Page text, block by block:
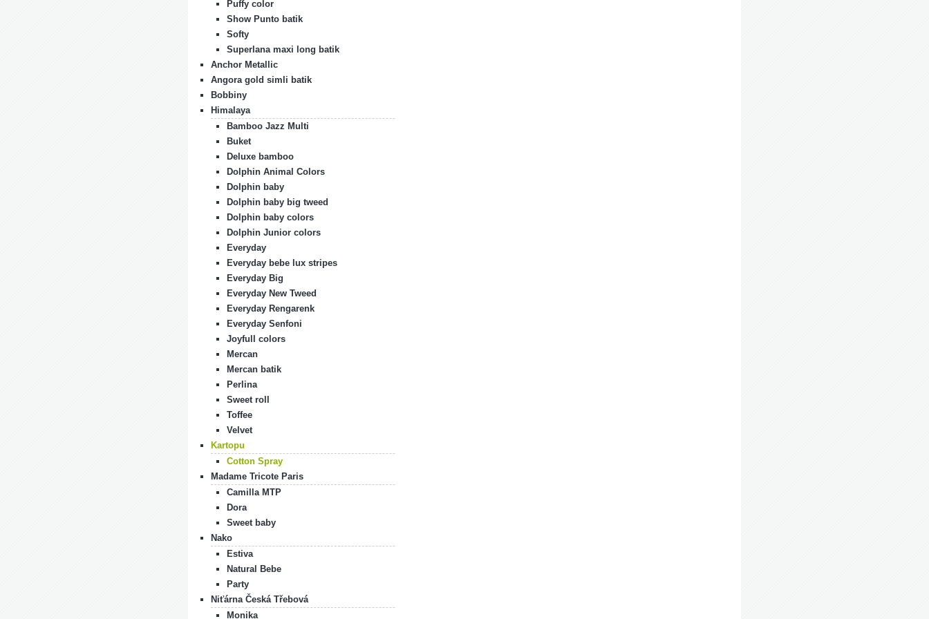
Puffy color
Show Punto batik
Softy
Superlana maxi long batik
Anchor Metallic
Angora gold simli batik
Bobbiny
Himalaya
Bamboo Jazz Multi
Buket
Deluxe bamboo
Dolphin Animal Colors
Dolphin baby
Dolphin baby big tweed
Dolphin baby colors
Dolphin Junior colors
Everyday
Everyday bebe lux stripes
Everyday Big
Everyday New Tweed
Everyday Rengarenk
Everyday Senfoni
Joyfull colors
Mercan
Mercan batik
Perlina
Sweet roll
Toffee
Velvet
Kartopu
Cotton Spray
Madame Tricote Paris
Camilla MTP
Dora
Sweet baby
Nako
Estiva
Natural Bebe
Party
Niťárna Česká Třebová
Monika